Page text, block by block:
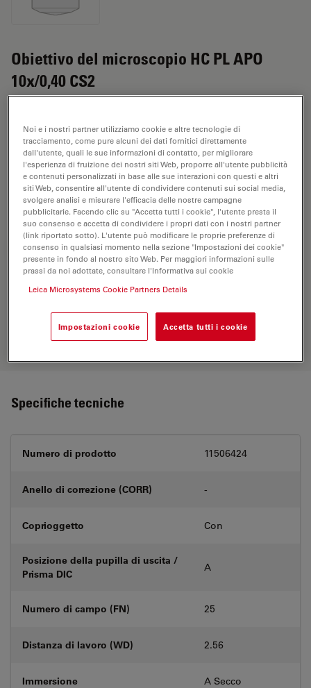
Obiettivo del microscopio HC PL APO
10x/0,40 CS2
L'obiettivo HC PL APO 10x/0,40 CS2 ha un
ingrandimento di 10X e un'apertura numerica di 0,4
mm. Adatto per l'analisi dei campioni a secco, è
provvisto di filettatura M25, con una distanza di lavoro
libera di 2,56 mm e un FN pari a 25.
RICHIESTA DI PREVENTIVO
nostro Objective Finder, confronta le
alternative e trova l’opzione più
adatta alle tue esigenze.
Specifiche tecniche
Numero di prodotto 11506424
Anello di correzione (CORR) -
Coprioggetto Con
Posizione della pupilla di uscita /
Prisma DIC
A
Numero di campo (FN) 25
Distanza di lavoro (WD) 2.56
Immersione A Secco
Noi e i nostri partner utilizziamo cookie e altre tecnologie di
tracciamento, come pure alcuni dei dati fornitici direttamente
dall'utente, quali le sue informazioni di contatto, per migliorare
l'esperienza di fruizione dei nostri siti Web, proporre all'utente pubblicità
e contenuti personalizzati in base alle sue interazioni con questi e altri
siti Web, consentire all'utente di condividere contenuti sui social media,
svolgere analisi e misurare l'efficacia delle nostre campagne
pubblicitarie. Facendo clic su "Accetta tutti i cookie", l'utente presta il
suo consenso e accetta di condividere i propri dati con i nostri partner
(link riportato sotto). L'utente può modificare le proprie preferenze di
consenso in qualsiasi momento nella sezione "Impostazioni dei cookie"
presente in fondo al nostro sito Web. Per maggiori informazioni sulle
prassi da noi adottate, consultare l'Informativa sui cookie
Leica Microsystems Cookie Partners Details
Impostazioni cookie Accetta tutti i cookie